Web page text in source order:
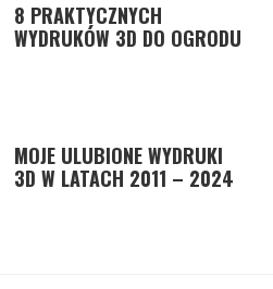
8 PRAKTYCZNYCH
WYDRUKÓW 3D DO OGRODU
MOJE ULUBIONE WYDRUKI
3D W LATACH 2011 – 2024